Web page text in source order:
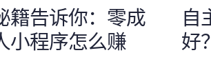
籍告诉你：零成
小程序怎么赚
自
好？